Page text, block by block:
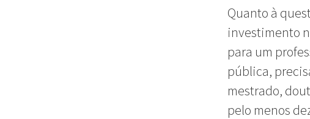
Quanto à
investimento
para um
pública,
mestrado,
pelo menos